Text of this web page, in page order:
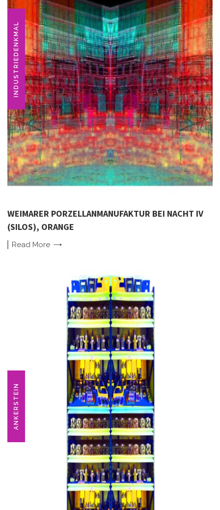
INDUSTRIEDENKMAL
WEIMARER PORZELLANMANUFAKTUR BEI NACHT IV
(SILOS), ORANGE
Read More
ANKERSTEIN